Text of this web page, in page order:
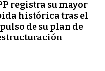
registra su mayor
histórica tras el
de su plan de